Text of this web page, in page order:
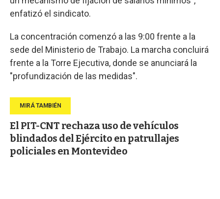
enfatizó el sindicato.
La concentración comenzó a las 9:00 frente a la
sede del Ministerio de Trabajo. La marcha concluirá
frente a la Torre Ejecutiva, donde se anunciará la
"profundización de las medidas".
El PIT-CNT rechaza uso de vehículos
blindados del Ejército en patrullajes
policiales en Montevideo